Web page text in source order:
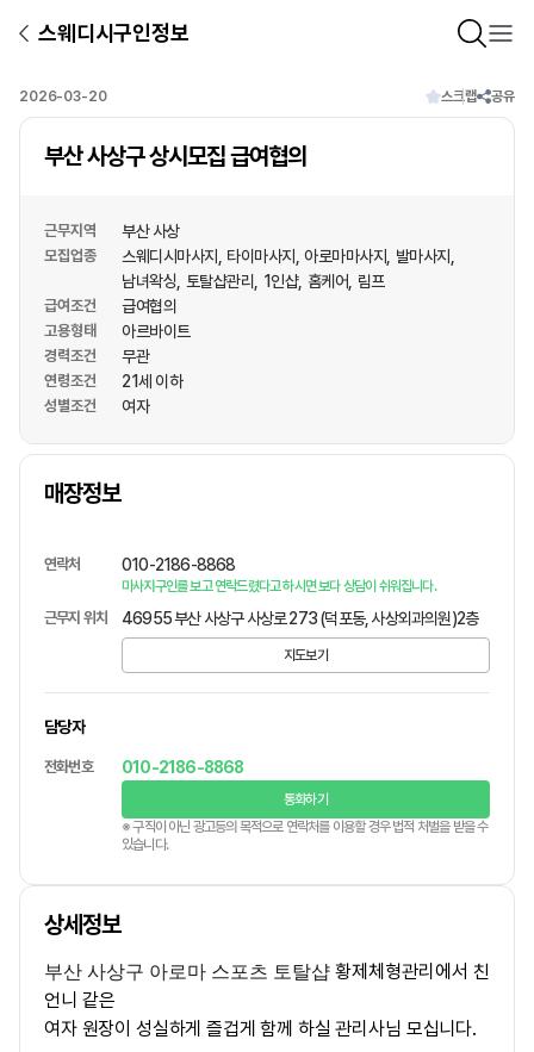
스웨디시구인정보
2026-03-20 스크랩 공유
부산 사상구 상시모집 급여협의
근무지역 부산 사상
모집업종 스웨디시마사지 타이마사지 아로마마사지
발마사지
남녀왁싱
토탈샵관리 1인샵 홈케어 림프
급여조건 급여협의
고용형태 아르바이트
경력조건 무관
연령조건 21세 이하
성별조건 여자
매장정보
상호명
연락처 010-2186-8868
마사지구인를 보고 연락드렸다고 하시면 보다 상담이 쉬워집니다.
근무지 위치 46955 부산 사상구 사상로 273 (덕포동, 사상외과의원)2층
지도보기
담당자
전화번호 010-2186-8868
통화하기
※ 구직이 아닌 광고등의 목적으로 연락처를 이용할 경우 법적 처벌을 받을 수
있습니다.
상세정보
부산 사상구 아로마 스포츠 토탈샵 황제체형관리에서 친
언니 같은
여자 원장이 성실하게 즐겁게 함께 하실 관리사님 모십니다.